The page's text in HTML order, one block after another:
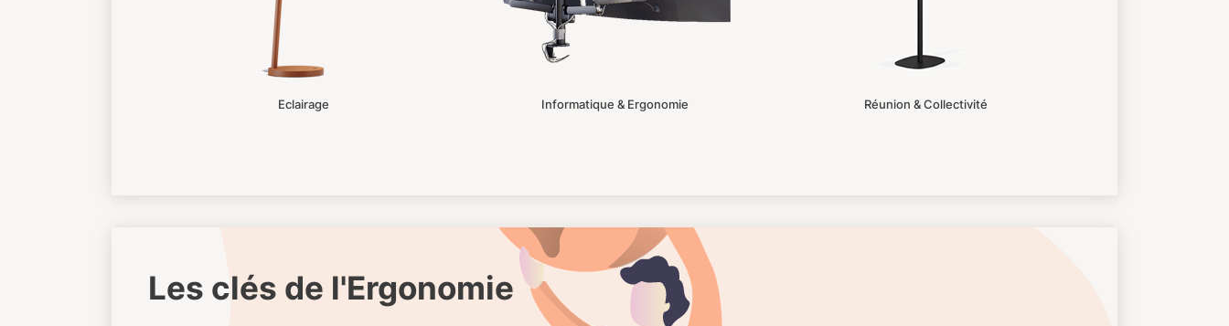
Eclairage Informatique & Ergonomie Réunion & Collectivité
Les clés de l'Ergonomie